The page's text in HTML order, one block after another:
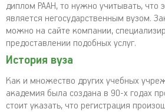
диплом РААН, то нужно учитывать, что
является негосударственным вузом.
можно на сайте компании,
предоставлении подобных услуг.
История вуза
Как и множество других учебных
академия была создана в 90-х годах
стоит указать, что регистрация